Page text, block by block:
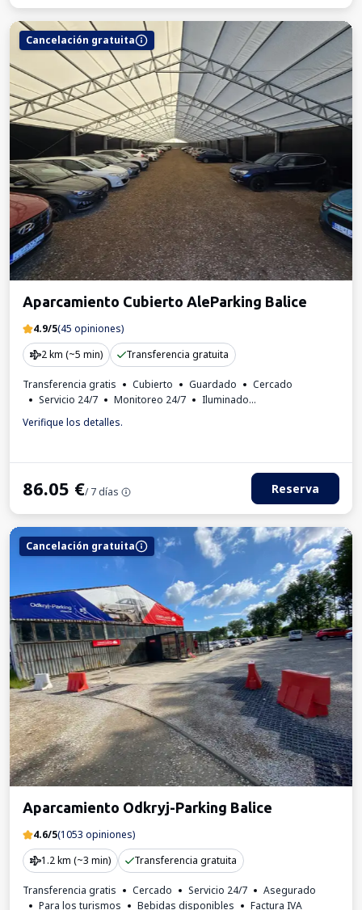
Cancelación gratuita
Aparcamiento Cubierto AleParking Balice
4.9/5(45 opiniones)
2 km (~5 min)
Transferencia gratuita
Transferencia gratis Cubierto Guardado
Cercado
Servicio 24/7
Monitoreo 24/7
Iluminado
Lavado de autos
Verifique los detalles.
86.05 €/ 7 días Reserva
Cancelación gratuita
Aparcamiento Odkryj-Parking Balice
4.6/5(1053 opiniones)
1.2 km (~3 min)
Transferencia gratuita
Transferencia gratis Cercado Servicio 24/7
Asegurado
Para los turismos
Bebidas disponibles Factura IVA